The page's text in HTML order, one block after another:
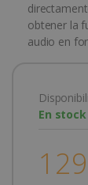
obtener la
audio en
En stock